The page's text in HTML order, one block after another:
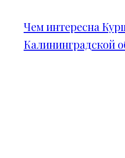
Чем интересна
Калининградской